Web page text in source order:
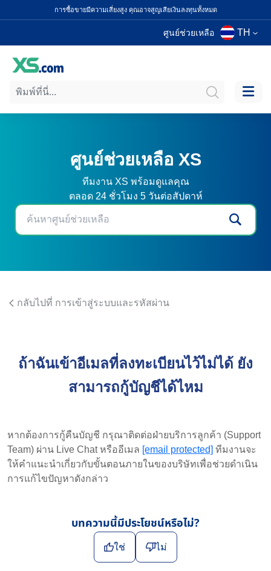
การซื้อขายมีความเสี่ยงสูง คุณอาจสูญเสียเงินลงทุนทั้งหมด
ศูนย์ช่วยเหลือ TH
ศูนย์ช่วยเหลือ XS
ทีมงาน XS พร้อมดูแลคุณ
ตลอด 24 ชั่วโมง 5 วันต่อสัปดาห์
กลับไปที่ การเข้าสู่ระบบและรหัสผ่าน
ถ้าฉันเข้าอีเมลที่ลงทะเบียนไว้ไม่ได้ ยัง
สามารถกู้บัญชีได้ไหม
หากต้องการกู้คืนบัญชี กรุณาติดต่อฝ่ายบริการลูกค้า (Support
Team) ผ่าน Live Chat หรืออีเมล [email protected] ทีมงานจะ
ให้คำแนะนำเกี่ยวกับขั้นตอนภายในของบริษัทเพื่อช่วยดำเนิน
การแก้ไขปัญหาดังกล่าว
บทความนี้มีประโยชน์หรือไม่?
ใช่ ไม่